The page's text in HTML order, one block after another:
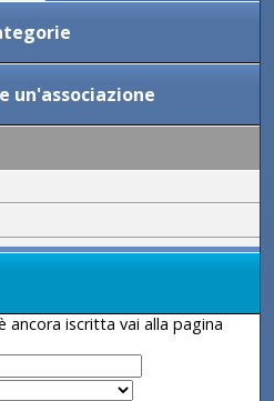
un'associazione
ancora iscritta vai alla pagina